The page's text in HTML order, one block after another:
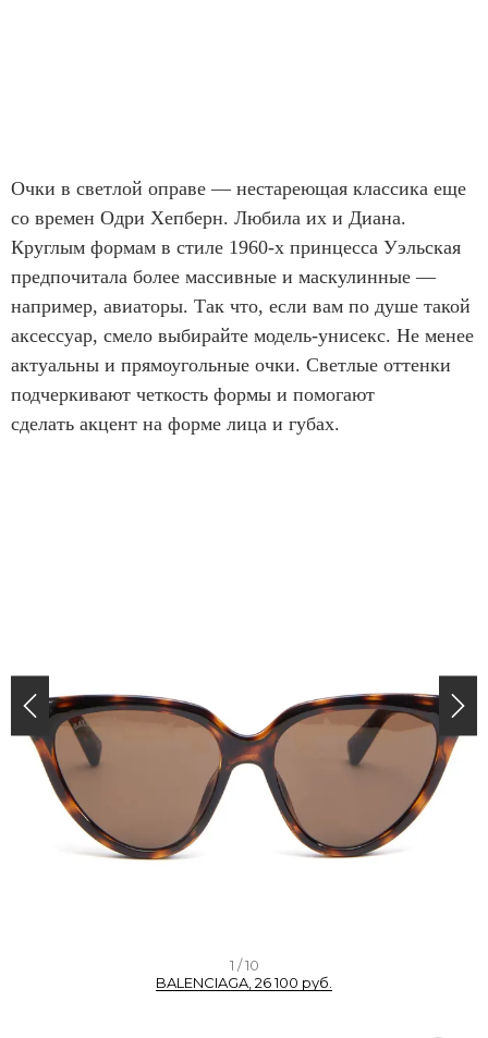
Очки в светлой оправе — нестареющая классика еще
со времен Одри Хепберн. Любила их и Диана.
Круглым формам в стиле 1960-х принцесса Уэльская
предпочитала более массивные и маскулинные —
например, авиаторы. Так что, если вам по душе такой
аксессуар, смело выбирайте модель-унисекс. Не менее
актуальны и прямоугольные очки. Светлые оттенки
подчеркивают четкость формы и помогают
сделать акцент на форме лица и губах.
1 / 10
BALENCIAGA, 26 100 руб.